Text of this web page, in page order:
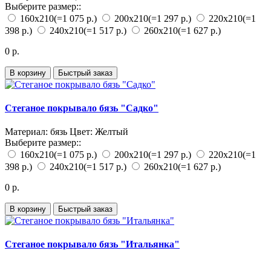
Выберите размер::
160х210(=1 075 р.) 200х210(=1 297 р.) 220х210(=1
398 р.)
240х210(=1 517 р.) 260х210(=1 627 р.)
0 р.
В корзину Быстрый заказ
Стеганое покрывало бязь "Садко"
Материал: бязь Цвет: Желтый
Выберите размер::
160х210(=1 075 р.) 200х210(=1 297 р.) 220х210(=1
398 р.)
240х210(=1 517 р.) 260х210(=1 627 р.)
0 р.
В корзину Быстрый заказ
Стеганое покрывало бязь "Итальянка"